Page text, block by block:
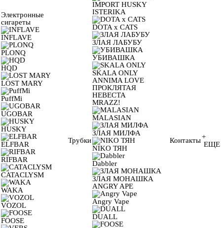
Электронные
сигареты
INFLAVE
PLONQ
HQD
LOST MARY
PuffMi
UGOBAR
HUSKY
ELFBAR
RIFBAR
CATACLYSM
WAKA
VOZOL
FOOSE
Трубки
IMPORT HUSKY
ISTERIKA
DOTA x CATS
ЗЛАЯ ЛАБУБУ
УБИВАШКА
SKALA ONLY
ANNIMA LOVE
ПРОКЛЯТАЯ
НЕВЕСТА
MRAZZ!
MALASIAN
ЗЛАЯ МИЛФА
NIKO ТЯН
Dabbler
ЗЛАЯ МОНАШКА
ANGRY APE
Angry Vape
DUALL
Контакты+
ЕЩЕ